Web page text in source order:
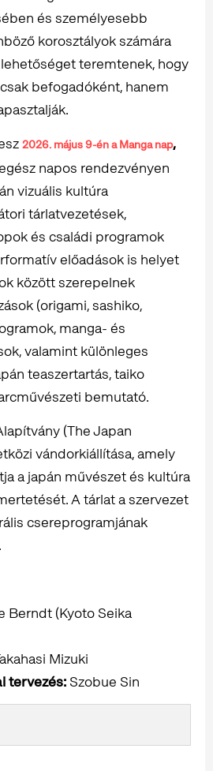
és személyesebb
korosztályok számára
teremtenek, hogy
befogadóként, hanem
2026. május 9-én a Manga nap,
napos rendezvényen
vizuális kultúra
tárlatvezetések,
és családi programok
előadások is helyet
között szerepelnek
(origami, sashiko,
manga- és
valamint különleges
teaszertartás, taiko
bemutató.
(The Japan
vándorkiállítása, amely
a japán művészet és kultúra
A tárlat a szervezet
csereprogramjának
Berndt (Kyoto Seika
Mizuki
tervezés: Szobue Sin